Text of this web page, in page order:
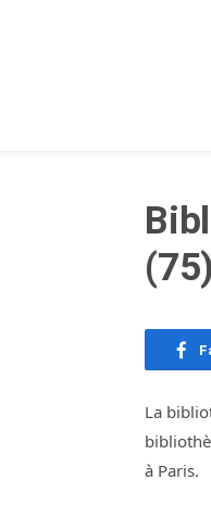
(75)
La
à Paris.